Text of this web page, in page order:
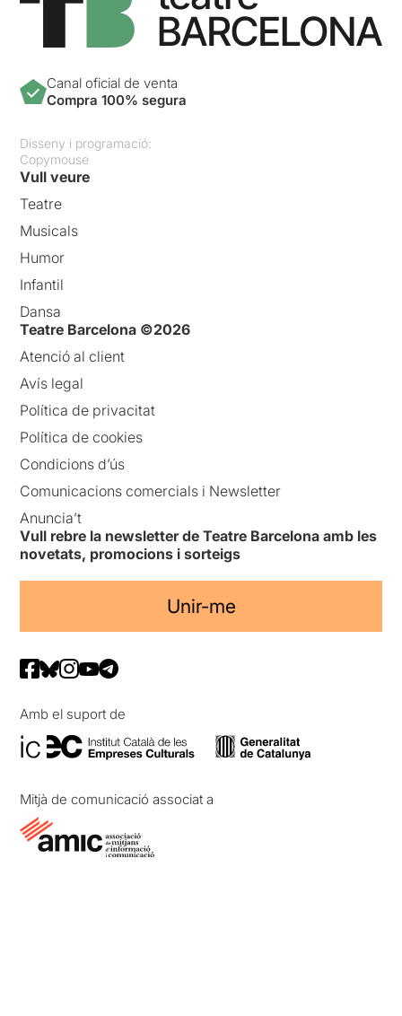
Canal oficial de venta
Compra 100% segura
Disseny i programació:
Copymouse
Vull veure
Teatre
Musicals
Humor
Infantil
Dansa
Teatre Barcelona ©2026
Atenció al client
Avís legal
Política de privacitat
Política de cookies
Condicions d’ús
Comunicacions comercials i Newsletter
Anuncia’t
Vull rebre la newsletter de Teatre Barcelona amb les
novetats, promocions i sorteigs
Unir-me
Amb el suport de
Mitjà de comunicació associat a